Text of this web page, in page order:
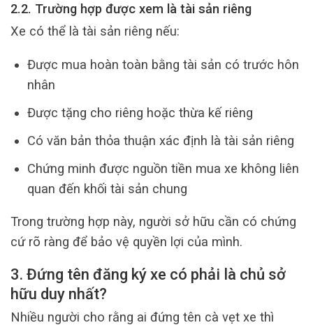
2.2. Trường hợp được xem là tài sản riêng
Xe có thể là tài sản riêng nếu:
Được mua hoàn toàn bằng tài sản có trước hôn
nhân
Được tặng cho riêng hoặc thừa kế riêng
Có văn bản thỏa thuận xác định là tài sản riêng
Chứng minh được nguồn tiền mua xe không liên
quan đến khối tài sản chung
Trong trường hợp này, người sở hữu cần có chứng
cứ rõ ràng để bảo vệ quyền lợi của mình.
3. Đứng tên đăng ký xe có phải là chủ sở
hữu duy nhất?
Nhiều người cho rằng ai đứng tên cà vẹt xe thì